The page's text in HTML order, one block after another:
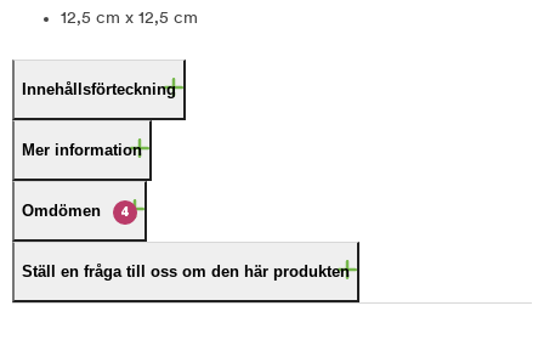
12,5 cm x 12,5 cm
Innehållsförteckning
Mer information
Omdömen 4
Ställ en fråga till oss om den här produkten